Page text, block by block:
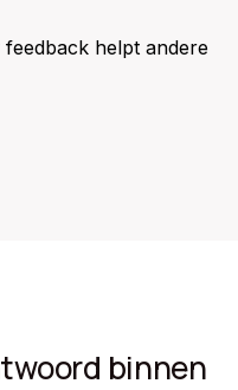
helpt andere
binnen